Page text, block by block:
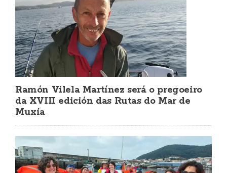
Ramón Vilela Martínez será o pregoeiro
da XVIII edición das Rutas do Mar de
Muxía